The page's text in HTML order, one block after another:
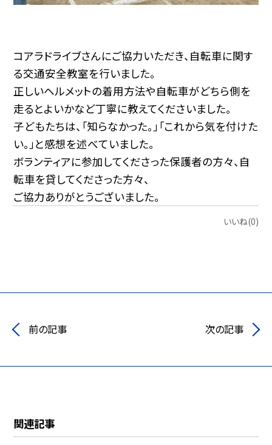
コアラドライブさんにご協力いただき、自転車に関す
る交通安全教室を行いました。
正しいヘルメットの着用方法や自転車がどちら側を
走るとよいかなど丁寧に教えてくださいました。
子どもたちは、「知らなかった。」「これから気を付けた
い。」と感想を述べていました。
ボランティアに参加してくださった保護者の方々、自
転車を貸してくださった方々、
ご協力ありがとうございました。
いいね(0)
前の記事 次の記事
関連記事